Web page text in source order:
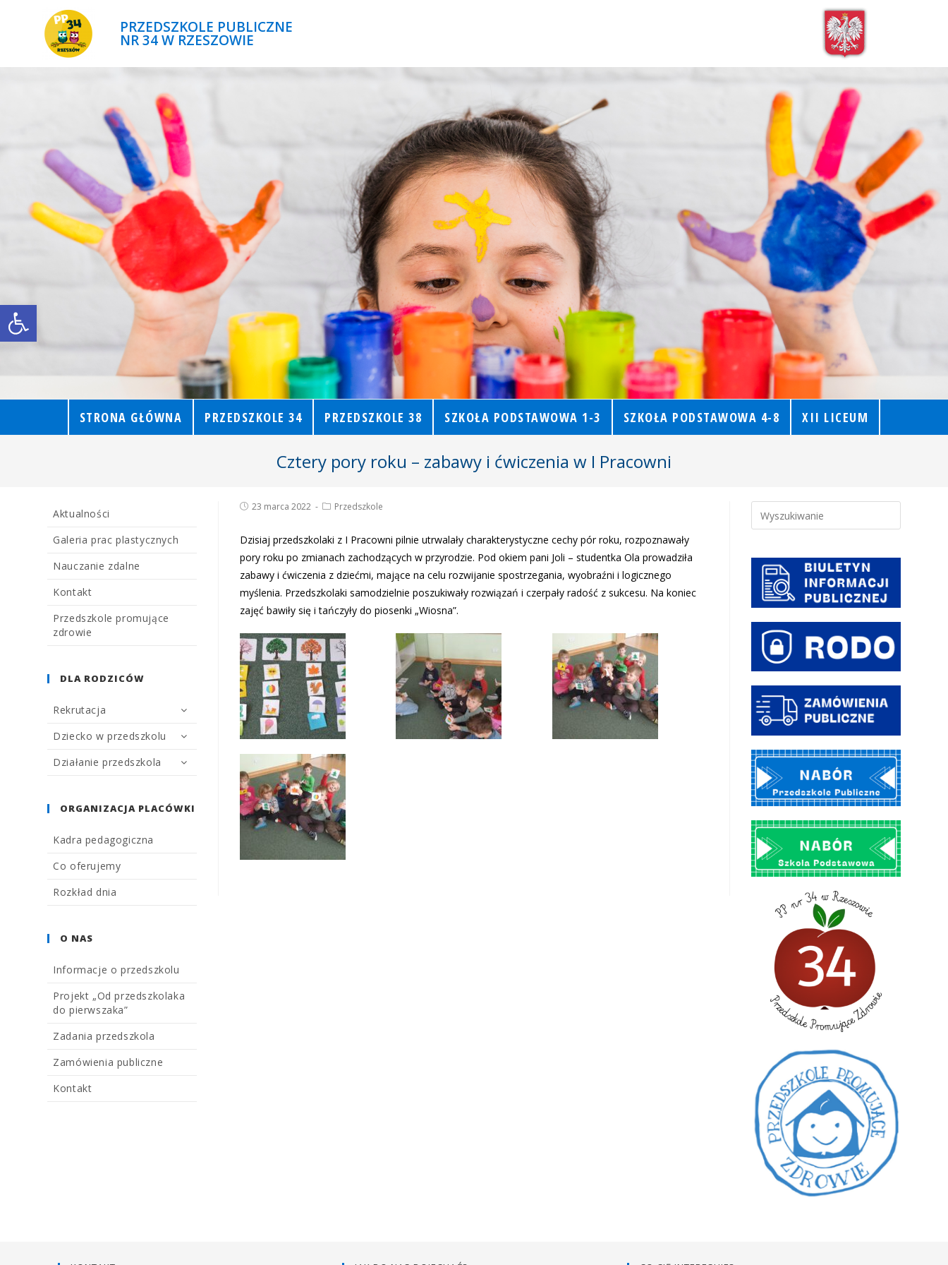
Open toolbar
PRZEDSZKOLE PUBLICZNE
NR 34 W RZESZOWIE
STRONA GŁÓWNA PRZEDSZKOLE 34 PRZEDSZKOLE 38 SZKOŁA PODSTAWOWA 1-3 SZKOŁA PODSTAWOWA 4-8 XII LICEUM
Cztery pory roku – zabawy i ćwiczenia w I Pracowni
23 marca 2022 Przedszkole
Dzisiaj przedszkolaki z I Pracowni pilnie utrwalały charakterystyczne cechy pór roku, rozpoznawały
pory roku po zmianach zachodzących w przyrodzie. Pod okiem pani Joli – studentka Ola prowadziła
zabawy i ćwiczenia z dziećmi, mające na celu rozwijanie spostrzegania, wyobraźni i logicznego
myślenia. Przedszkolaki samodzielnie poszukiwały rozwiązań i czerpały radość z sukcesu. Na koniec
zajęć bawiły się i tańczyły do piosenki „Wiosna”.
Aktualności
Galeria prac plastycznych
Nauczanie zdalne
Kontakt
Przedszkole promujące
zdrowie
DLA RODZICÓW
Rekrutacja
Dziecko w przedszkolu
Działanie przedszkola
ORGANIZACJA PLACÓWKI
Kadra pedagogiczna
Co oferujemy
Rozkład dnia
O NAS
Informacje o przedszkolu
Projekt „Od przedszkolaka
do pierwszaka”
Zadania przedszkola
Zamówienia publiczne
Kontakt